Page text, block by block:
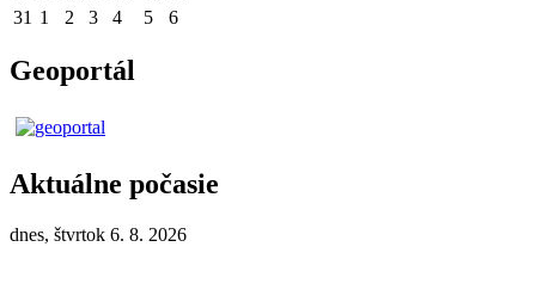
31 1 2 3 4 5 6
Geoportál
Aktuálne počasie
dnes, štvrtok 6. 8. 2026